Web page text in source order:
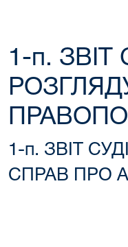
1-п.
1-п. ЗВІТ
СПРАВ ПРО